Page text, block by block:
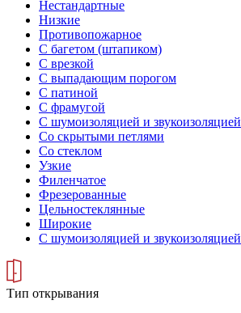
Нестандартные
Низкие
Противопожарное
С багетом (штапиком)
С врезкой
С выпадающим порогом
С патиной
С фрамугой
С шумоизоляцией и звукоизоляцией
Со скрытыми петлями
Со стеклом
Узкие
Филенчатое
Фрезерованные
Цельностеклянные
Широкие
С шумоизоляцией и звукоизоляцией
Тип открывания